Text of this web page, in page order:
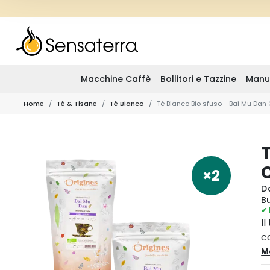
Macchine Caffè Bollitori e Tazzine
Home Tè & Tisane Tè Bianco Té Bianco Bio sfuso - Bai Mu
×2
✔
Il